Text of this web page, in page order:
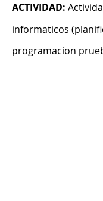
ACTIVIDAD:
informaticos
programacion